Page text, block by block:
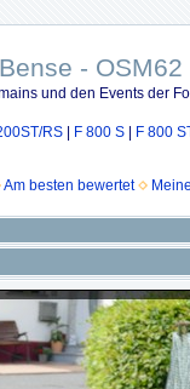
- OSM62
und den Events der
RS F 800 S F 800
Am besten bewertet